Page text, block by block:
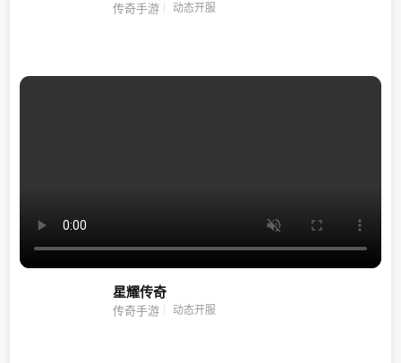
传奇手游 动态开服
星耀传奇
传奇手游 动态开服